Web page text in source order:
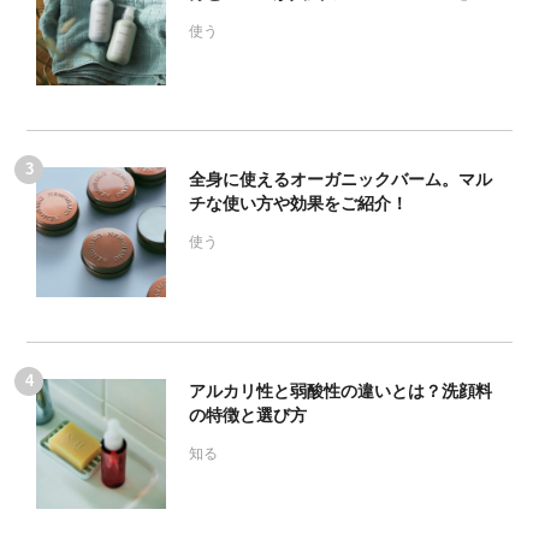
使う
全身に使えるオーガニックバーム。マル
チな使い方や効果をご紹介！
使う
アルカリ性と弱酸性の違いとは？洗顔料
の特徴と選び方
知る